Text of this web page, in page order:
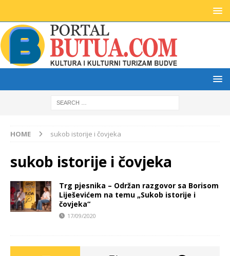
HOME sukob istorije i čovjeka
sukob istorije i čovjeka
Trg pjesnika – Održan razgovor sa Borisom
Liješevićem na temu „Sukob istorije i
čovjeka“
17/09/2020